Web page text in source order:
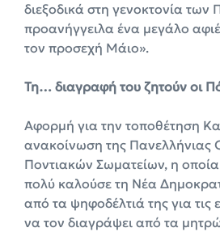
διεξοδικά στη γενοκτονία των
προανήγγειλα ένα μεγάλο
τον προσεχή Μάιο».
Τη… διαγραφή του ζητούν οι
Αφορμή για την τοποθέτηση
ανακοίνωση της Πανελλήνιας
Ποντιακών Σωματείων, η οποία
πολύ καλούσε τη Νέα
από τα ψηφοδέλτιά της για τις
να τον διαγράψει από τα